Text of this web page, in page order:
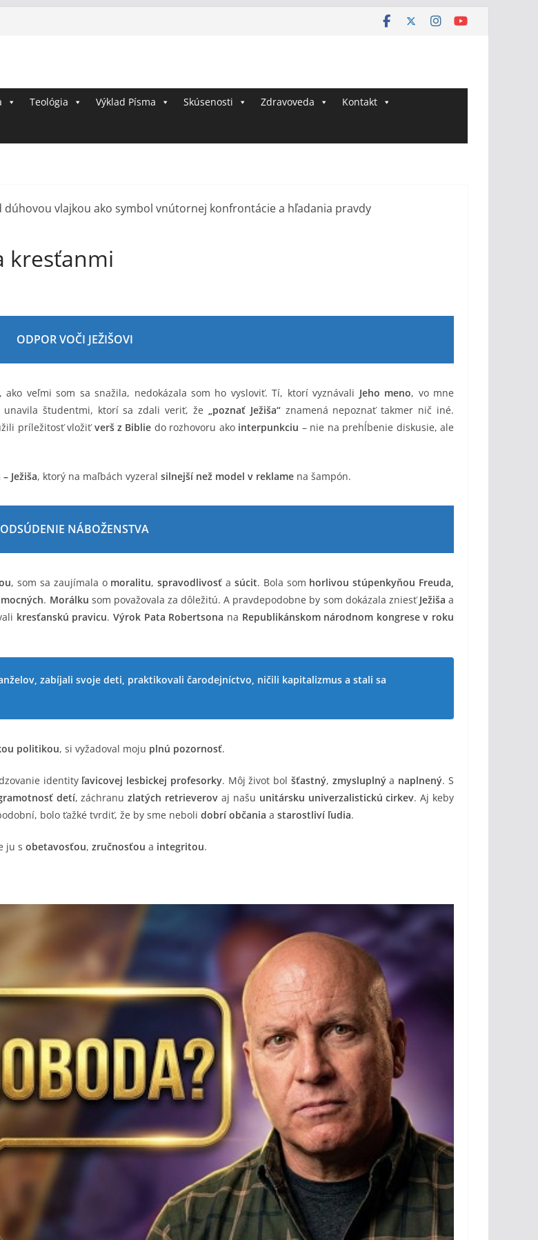
i
o
o
Teológia Výklad Písma Skúsenosti Zdravoveda Kontakt
kresťanmi
ODPOR VOČI JEŽIŠOVI
veľmi som sa snažila, nedokázala som ho vysloviť. Tí, ktorí vyznávali Jeho meno, vo mne
unavila študentmi, ktorí sa zdali veriť, že „poznať Ježiša“znamená nepoznať takmer nič iné.
príležitosť vložiťverš z Biblie do rozhovoru ako interpunkciu – nie na prehĺbenie diskusie, ale
Ježiša, ktorý na maľbách vyzeral silnejší než model v reklame na šampón.
ODSÚDENIE NÁBOŽENSTVA
, som sa zaujímala o moralitu,spravodlivosť a súcit. Bola som horlivou stúpenkyňou Freuda,
. Morálku som považovala za dôležitú. A pravdepodobne by som dokázala zniesťJežiša a
kresťanskú pravicu. Výrok Pata Robertsona na Republikánskom národnom kongrese v roku
zabíjali svoje deti, praktikovali čarodejníctvo, ničili kapitalizmus a stali sa
politikou, si vyžadoval moju plnú pozornosť.
identity ľavicovej lesbickej profesorky. Môj život bol šťastný, zmysluplnýa naplnený. S
detí, záchranuzlatých retrieverov aj našu unitársku univerzalistickú cirkev. Aj keby
bolo ťažké tvrdiť, že by sme neboli dobrí občania a starostliví ľudia.
ju s obetavosťou, zručnosťou a integritou.